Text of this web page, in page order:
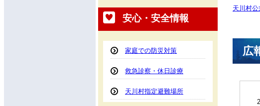
安心・安全情報
家庭での防災対策
救急診察・休日診療
天川村指定避難場所
天川村
広